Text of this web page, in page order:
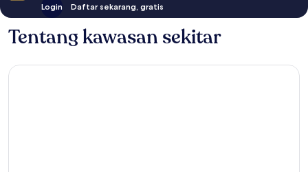
Login Daftar sekarang, gratis
Tentang kawasan sekitar